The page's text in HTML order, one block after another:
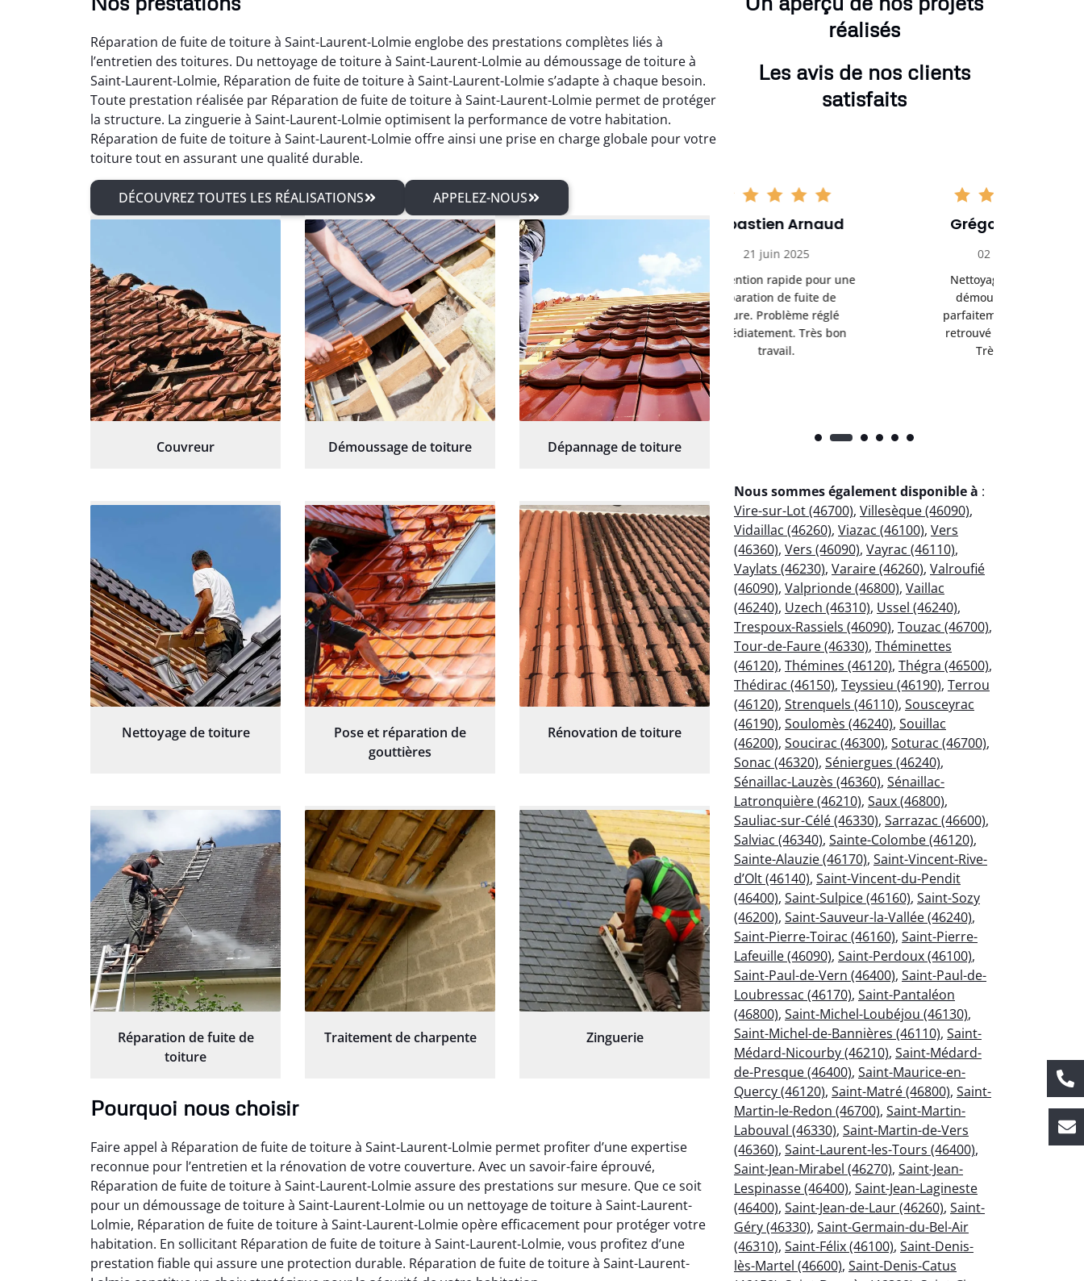
Réparation de fuite de toiture à Saint-Laurent-Lolmie englobe des prestations complètes liés à
l’entretien des toitures. Du nettoyage de toiture à Saint-Laurent-Lolmie au démoussage de toiture à
Saint-Laurent-Lolmie, Réparation de fuite de toiture à Saint-Laurent-Lolmie s’adapte à chaque besoin.
Toute prestation réalisée par Réparation de fuite de toiture à Saint-Laurent-Lolmie permet de protéger
la structure. La zinguerie à Saint-Laurent-Lolmie optimisent la performance de votre habitation.
Réparation de fuite de toiture à Saint-Laurent-Lolmie offre ainsi une prise en charge globale pour votre
toiture tout en assurant une qualité durable.
DÉCOUVREZ TOUTES LES RÉALISATIONS APPELEZ-NOUS
Couvreur Démoussage de toiture Dépannage de toiture
Nettoyage de toiture
Pose et réparation de
gouttières
Rénovation de toiture
Réparation de fuite de
toiture
Traitement de charpente Zinguerie
Pourquoi nous choisir
Faire appel à Réparation de fuite de toiture à Saint-Laurent-Lolmie permet profiter d’une expertise
reconnue pour l’entretien et la rénovation de votre couverture. Avec un savoir-faire éprouvé,
Réparation de fuite de toiture à Saint-Laurent-Lolmie assure des prestations sur mesure. Que ce soit
pour un démoussage de toiture à Saint-Laurent-Lolmie ou un nettoyage de toiture à Saint-Laurent-
Lolmie, Réparation de fuite de toiture à Saint-Laurent-Lolmie opère efficacement pour protéger votre
habitation. En sollicitant Réparation de fuite de toiture à Saint-Laurent-Lolmie, vous profitez d’une
prestation fiable qui assure une protection durable. Réparation de fuite de toiture à Saint-Laurent-
réalisés
Les avis de nos clients
satisfaits
Adrien Rolland
04 mars 2026
Très satisfait du traitement
de charpente et des travaux
de zinguerie. Travail sérieux
avec un excellent rendu
final.
Sébastien Arnaud
21 juin 2025
Intervention rapide pour une
réparation de fuite de
toiture. Problème réglé
immédiatement. Très bon
travail.
Grégory Pelletier
Nettoyage de toiture et
démoussage réalisés
parfaitement. La toiture a
retrouvé un aspect neuf.
Nous sommes également disponible à :
Vire-sur-Lot (46700), Villesèque (46090),
Vidaillac (46260), Viazac (46100), Vers
(46360), Vers (46090), Vayrac (46110),
Vaylats (46230), Varaire (46260), Valroufié
(46090), Valprionde (46800), Vaillac
(46240), Uzech (46310), Ussel (46240),
Trespoux-Rassiels (46090), Touzac (46700),
Tour-de-Faure (46330), Théminettes
(46120), Thémines (46120), Thégra (46500),
Thédirac (46150), Teyssieu (46190), Terrou
(46120), Strenquels (46110), Sousceyrac
(46190), Soulomès (46240), Souillac
(46200), Soucirac (46300), Soturac (46700),
Sonac (46320), Séniergues (46240),
Sénaillac-Lauzès (46360), Sénaillac-
Latronquière (46210), Saux (46800),
Sauliac-sur-Célé (46330), Sarrazac (46600),
Salviac (46340), Sainte-Colombe (46120),
Sainte-Alauzie (46170), Saint-Vincent-Rive-
d’Olt (46140), Saint-Vincent-du-Pendit
(46400), Saint-Sulpice (46160), Saint-Sozy
(46200), Saint-Sauveur-la-Vallée (46240),
Saint-Pierre-Toirac (46160), Saint-Pierre-
Lafeuille (46090), Saint-Perdoux (46100),
Saint-Paul-de-Vern (46400), Saint-Paul-de-
Loubressac (46170), Saint-Pantaléon
(46800), Saint-Michel-Loubéjou (46130),
Saint-Michel-de-Bannières (46110), Saint-
Médard-Nicourby (46210), Saint-Médard-
de-Presque (46400), Saint-Maurice-en-
Quercy (46120), Saint-Matré (46800), Saint-
Martin-le-Redon (46700), Saint-Martin-
Labouval (46330), Saint-Martin-de-Vers
(46360), Saint-Laurent-les-Tours (46400),
Saint-Jean-Mirabel (46270), Saint-Jean-
Lespinasse (46400), Saint-Jean-Lagineste
(46400), Saint-Jean-de-Laur (46260), Saint-
Géry (46330), Saint-Germain-du-Bel-Air
(46310), Saint-Félix (46100), Saint-Denis-
lès-Martel (46600), Saint-Denis-Catus